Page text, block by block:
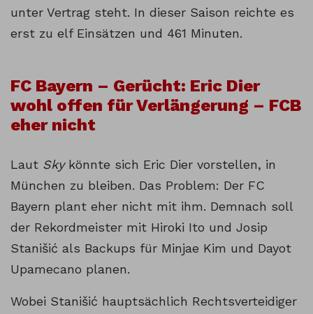
unter Vertrag steht. In dieser Saison reichte es
erst zu elf Einsätzen und 461 Minuten.
FC Bayern – Gerücht: Eric Dier
wohl offen für Verlängerung – FCB
eher nicht
Laut Skykönnte sich Eric Dier vorstellen, in
München zu bleiben. Das Problem: Der FC
Bayern plant eher nicht mit ihm. Demnach soll
der Rekordmeister mit Hiroki Ito und Josip
Stanišić als Backups für Minjae Kim und Dayot
Upamecano planen.
Wobei Stanišić hauptsächlich Rechtsverteidiger